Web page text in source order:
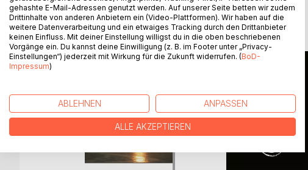
WEITERE TITEL BEIBoD
gehashte E-Mail-Adressen genutzt werden. Auf unserer Seite betten wir zudem
Drittinhalte von anderen Anbietern ein (Video-Plattformen). Wir haben auf die
weitere Datenverarbeitung und ein etwaiges Tracking durch den Drittanbieter
keinen Einfluss. Mit deiner Einstellung willigst du in die oben beschriebenen
Vorgänge ein. Du kannst deine Einwilligung (z. B. im Footer unter „Privacy-
Einstellungen“) jederzeit mit Wirkung für die Zukunft widerrufen. (BoD-
Impressum)
ABLEHNEN ANPASSEN
ALLE AKZEPTIEREN